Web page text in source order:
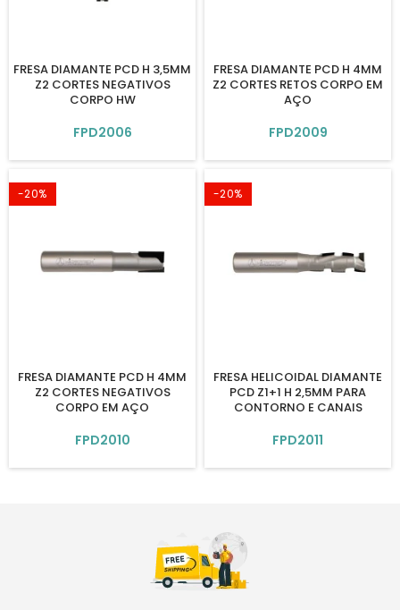
FRESA DIAMANTE PCD H 3,5MM
Z2 CORTES NEGATIVOS
CORPO HW
FPD2006
FRESA DIAMANTE PCD H 4MM
Z2 CORTES RETOS CORPO EM
AÇO
FPD2009
-20%
FRESA DIAMANTE PCD H 4MM
Z2 CORTES NEGATIVOS
CORPO EM AÇO
FPD2010
-20%
FRESA HELICOIDAL DIAMANTE
PCD Z1+1 H 2,5MM PARA
CONTORNO E CANAIS
FPD2011